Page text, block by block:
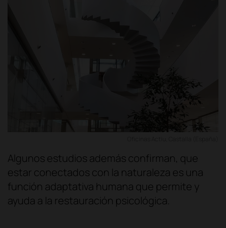
Algunos estudios además confirman, que
estar conectados con la naturaleza es una
función adaptativa humana que permite y
ayuda a la restauración psicológica.